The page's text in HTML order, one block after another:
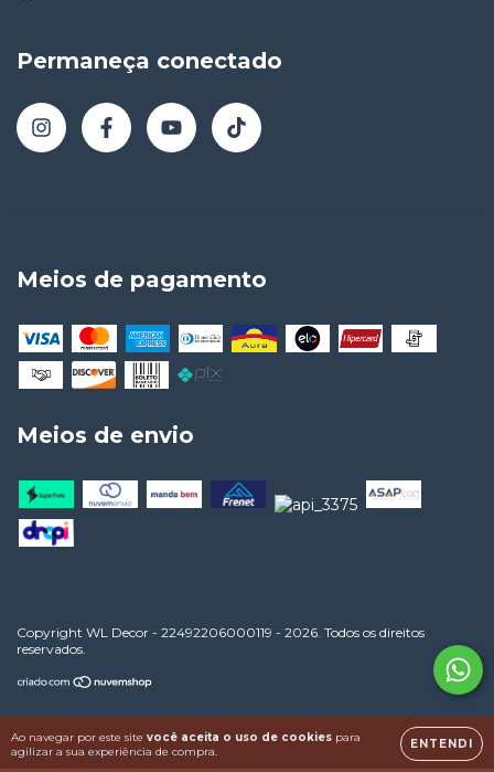
Ao navegar por este site você aceita o uso de cookies para
agilizar a sua experiência de compra.
ENTENDI
Permaneça conectado
Meios de pagamento
Meios de envio
Copyright WL Decor - 22492206000119 - 2026. Todos os direitos
reservados.